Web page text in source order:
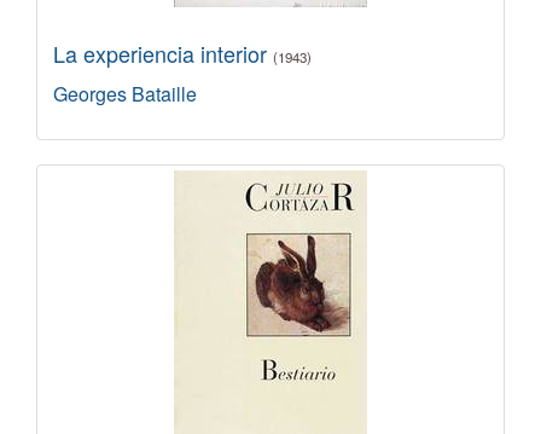
La experiencia interior (1943)
Georges Bataille